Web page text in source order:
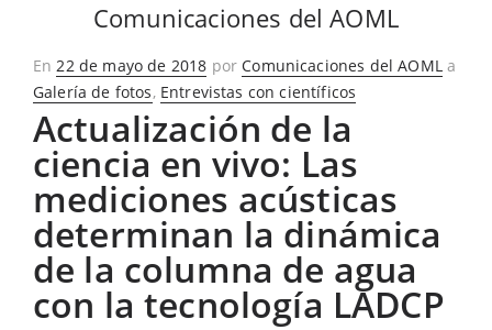
Comunicaciones del AOML
EnPublicado
en
22 de mayo de 2018 porComunicaciones del AOMLa
Galería de fotos, Entrevistas con científicos
Actualización de la
ciencia en vivo: Las
mediciones acústicas
determinan la dinámica
de la columna de agua
con la tecnología LADCP